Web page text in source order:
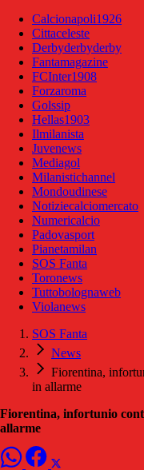
Calcionapoli1926
Cittaceleste
Derbyderbyderby
Fantamagazine
FCInter1908
Forzaroma
Golssip
Hellas1903
Ilmilanista
Juvenews
Mediagol
Milanistichannel
Mondoudinese
Notiziecalciomercato
Numericalcio
Padovasport
Pianetamilan
SOS Fanta
Toronews
Tuttobolognaweb
Violanews
SOS Fanta
News
Fiorentina,
in allarme
Fiorentina, infortunio
allarme